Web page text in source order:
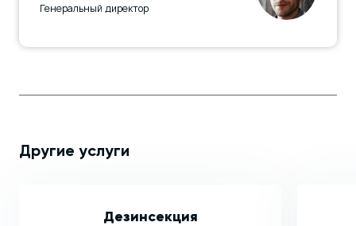
Генеральный директор
Другие услуги
Дезинсекция